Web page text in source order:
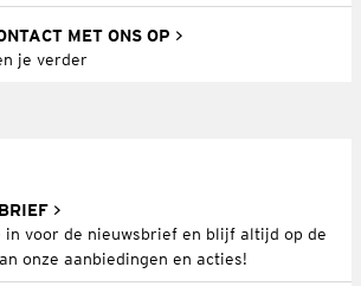
MET ONS OP
je verder
in voor de nieuwsbrief en blijf altijd op de
onze aanbiedingen en acties!